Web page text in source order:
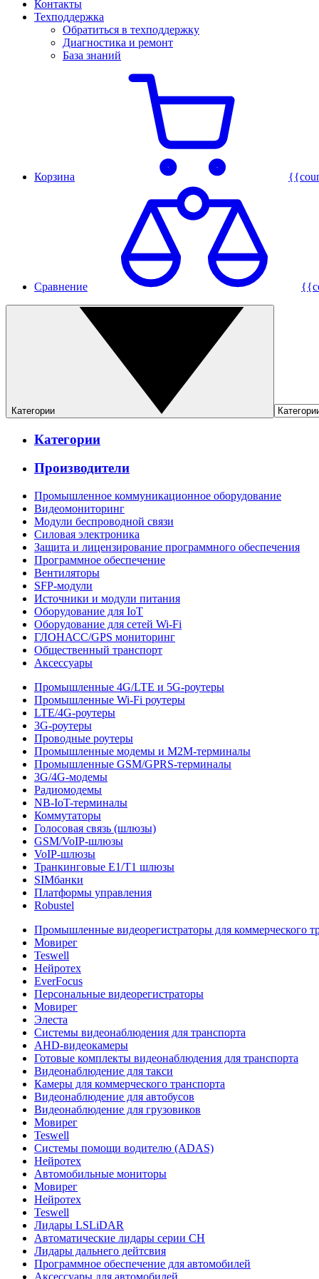
Контакты
Техподдержка
Обратиться в техподдержку
Диагностика и ремонт
База знаний
Корзина
Сравнение
Категории
Категории
Производители
Промышленное коммуникационное оборудование
Видеомониторинг
Модули беспроводной связи
Силовая электроника
Защита и лицензирование программного обеспечения
Программное обеспечение
Вентиляторы
SFP-модули
Источники и модули питания
Оборудование для IoT
Оборудование для сетей Wi-Fi
ГЛОНАСС/GPS мониторинг
Общественный транспорт
Аксессуары
Промышленные 4G/LTE и 5G-роутеры
Промышленные Wi-Fi роутеры
LTE/4G-роутеры
3G-роутеры
Проводные роутеры
Промышленные модемы и M2M-терминалы
Промышленные GSM/GPRS-терминалы
3G/4G-модемы
Радиомодемы
NB-IoT-терминалы
Коммутаторы
Голосовая связь (шлюзы)
GSM/VoIP-шлюзы
VoIP-шлюзы
Транкинговые E1/T1 шлюзы
SIMбанки
Платформы управления
Robustel
Промышленные видеорегистраторы для коммерческого
Мовирег
Teswell
Нейротех
EverFocus
Персональные видеорегистраторы
Мовирег
Элеста
Системы видеонаблюдения для транспорта
AHD-видеокамеры
Готовые комплекты видеонаблюдения для транспорта
Видеонаблюдение для такси
Камеры для коммерческого транспорта
Видеонаблюдение для автобусов
Видеонаблюдение для грузовиков
Мовирег
Teswell
Системы помощи водителю (ADAS)
Нейротех
Автомобильные мониторы
Мовирег
Нейротех
Teswell
Лидары LSLiDAR
Автоматические лидары серии CH
Лидары дальнего дейтсвия
Программное обеспечение для автомобилей